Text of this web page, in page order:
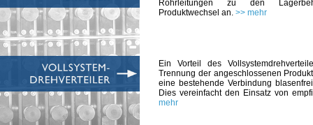
Rohrleitungen zu den
Produktwechsel an. >> mehr
Ein Vorteil des
Trennung der angeschlossenen
eine bestehende Verbindung
Dies vereinfacht den Einsatz von
mehr